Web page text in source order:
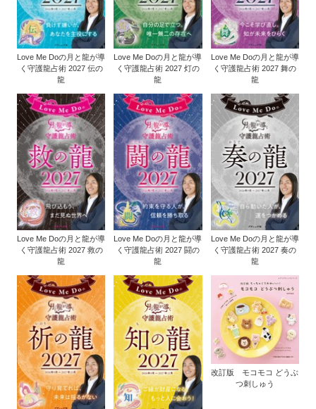
Love Me Doの月と龍が導
く守護龍占術 2027 伝の
龍
Love Me Doの月と龍が導
く守護龍占術 2027 灯の
龍
Love Me Doの月と龍が導
く守護龍占術 2027 舞の
龍
Love Me Doの月と龍が導
く守護龍占術 2027 救の
龍
Love Me Doの月と龍が導
く守護龍占術 2027 闘の
龍
Love Me Doの月と龍が導
く守護龍占術 2027 奏の
龍
改訂版 モコモコ どうぶ
つ刺しゅう